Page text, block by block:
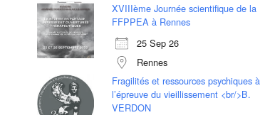
XVIIIème Journée scientifique de la
FFPPEA à Rennes
25 Sep 26
Rennes
Fragilités et ressources psychiques à
l’épreuve du vieillissement <br/>B.
VERDON